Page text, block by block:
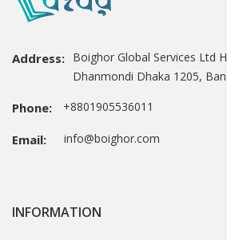
Address: Boighor Global Services Ltd
Dhanmondi Dhaka 1205,
Phone: +8801905536011
Email: info@boighor.com
INFORMATION